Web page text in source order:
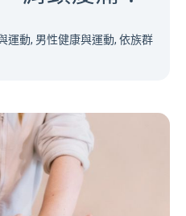
運動, 男性健康與運動, 依族群